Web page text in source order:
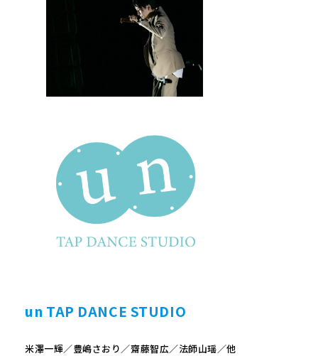
un TAP DANCE STUDIO
米澤一輝／豊嶋さおり／齋藤智広／法師山瑶／他